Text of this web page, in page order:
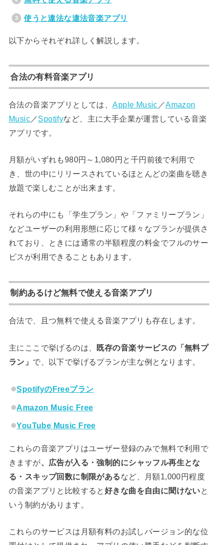
使うと違法な違法音楽アプリ
以下からそれぞれ詳しく解説します。
合法の有料音楽アプリ
合法の音楽アプリとしては、 Apple Music ／Amazon
Music／Spotifyなど、主に大手企業が運営している音楽
アプリです。
月額がいずれも980円～1,080円と千円前後で利用で
き、世の中にリリースされているほとんどの楽曲を聴き
放題で楽しむことが出来ます。
それらの中にも「学生プラン」や「ファミリープラン」
などユーザーの利用形態に応じて様々なプランが提供さ
れており、ときには通常の半額程度の料金でフルのサー
ビスが利用できることもあります。
制約あるけど無料で使える音楽アプリ
合法で、且つ無料で使える音楽アプリも存在します。
主にここで挙げるのは、
既存の音楽サービスの「無料プ
ラン」 で、以下で挙げるプランが主な例となります。
SpotifyのFreeプラン
Amazon Music Free
YouTube Music Free
これらの音楽アプリはユーザー登録のみで無料で利用で
きますが、広告が入る・強制的にシャッフル再生とな
る・スキップ回数に制限があるなど、月額1,000円程度
の音楽アプリと比較すると 好きな曲を自由に聞けないと
いう制約があります。
これらのサービスは月額有料のお試しバージョン的な位